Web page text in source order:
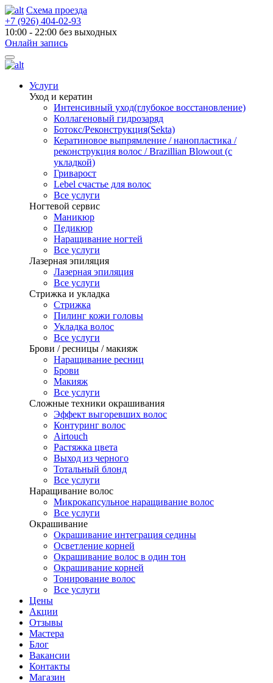
Схема проезда
+7 (926) 404-02-93
10:00 - 22:00 без выходных
Онлайн запись
Услуги
Уход и кератин
Интенсивный уход(глубокое восстановление)
Коллагеновый гидрозаряд
Ботокс/Реконструкция(Sekta)
Кератиновое выпрямление / нанопластика /
реконструкция волос / Brazillian Blowout (с
укладкой)
Гриварост
Lebel счастье для волос
Все услуги
Ногтевой сервис
Маникюр
Педикюр
Наращивание ногтей
Все услуги
Лазерная эпиляция
Лазерная эпиляция
Все услуги
Стрижка и укладка
Стрижка
Пилинг кожи головы
Укладка волос
Все услуги
Брови / ресницы / макияж
Наращивание ресниц
Брови
Макияж
Все услуги
Сложные техники окрашивания
Эффект выгоревших волос
Контуринг волос
Airtouch
Растяжка цвета
Выход из черного
Тотальный блонд
Все услуги
Наращивание волос
Микрокапсульное наращивание волос
Все услуги
Окрашивание
Окрашивание интеграция седины
Осветление корней
Окрашивание волос в один тон
Окрашивание корней
Тонирование волос
Все услуги
Цены
Акции
Отзывы
Мастера
Блог
Вакансии
Контакты
Магазин